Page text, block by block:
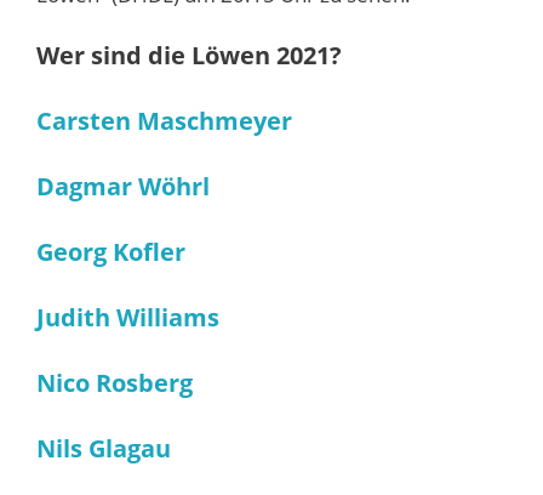
Wer sind die Löwen 2021?
Carsten Maschmeyer
Dagmar Wöhrl
Georg Kofler
Judith Williams
Nico Rosberg
Nils Glagau